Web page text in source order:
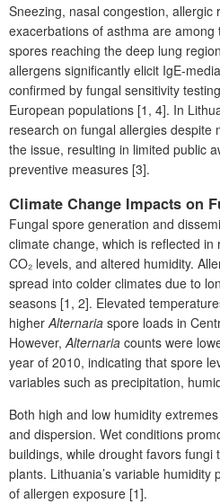
Sneezing, nasal congestion, allergic
exacerbations of asthma are
spores reaching the deep lung
allergens significantly elicit IgE-
confirmed by fungal sensitivity
European populations [1, 4]. In
research on fungal allergies despite
the issue, resulting in limited public
preventive measures [3].
Climate Change Impacts on
Fungal spore generation and
climate change, which is reflected
CO₂ levels, and altered humidity.
spread into colder climates due to
seasons [1, 2]. Elevated
higherAlternaria spore loads in
However,Alternaria counts were
year of 2010, indicating that spore
variables such as precipitation,
Both high and low humidity
and dispersion. Wet conditions
buildings, while drought favors
plants. Lithuania’s variable
of allergen exposure [1].